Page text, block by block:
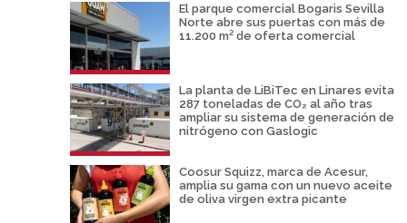
El parque comercial Bogaris Sevilla
Norte abre sus puertas con más de
11.200 m² de oferta comercial
La planta de LiBiTec en Linares evita
287 toneladas de CO₂ al año tras
ampliar su sistema de generación de
nitrógeno con Gaslogic
Coosur Squizz, marca de Acesur,
amplia su gama con un nuevo aceite
de oliva virgen extra picante